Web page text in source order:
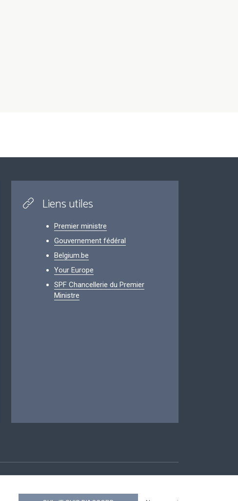
Liens utiles
Premier ministre
Gouvernement fédéral
Belgium.be
Your Europe
SPF Chancellerie du Premier
Ministre